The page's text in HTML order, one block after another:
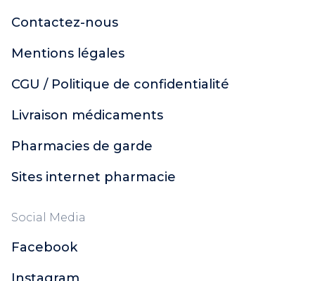
Contactez-nous
Mentions légales
CGU / Politique de confidentialité
Livraison médicaments
Pharmacies de garde
Sites internet pharmacie
Social Media
Facebook